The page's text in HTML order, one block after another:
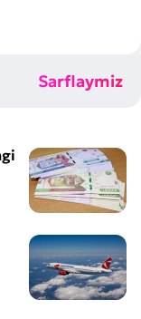
Sarflaymiz
qilib